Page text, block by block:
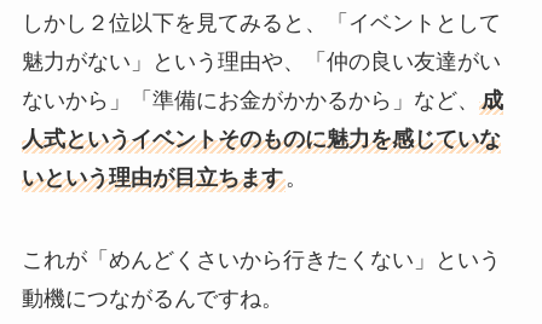
しかし２位以下を見てみると、「イベントとして
魅力がない」という理由や、「仲の良い友達がい
ないから」「準備にお金がかかるから」など、 成
人式というイベントそのものに魅力を感じていな
いという理由が目立ちます。
これが「めんどくさいから行きたくない」という
動機につながるんですね。